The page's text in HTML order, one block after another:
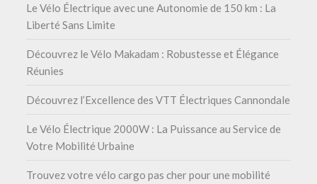
Le Vélo Électrique avec une Autonomie de 150 km : La
Liberté Sans Limite
Découvrez le Vélo Makadam : Robustesse et Élégance
Réunies
Découvrez l’Excellence des VTT Électriques Cannondale
Le Vélo Électrique 2000W : La Puissance au Service de
Votre Mobilité Urbaine
Trouvez votre vélo cargo pas cher pour une mobilité